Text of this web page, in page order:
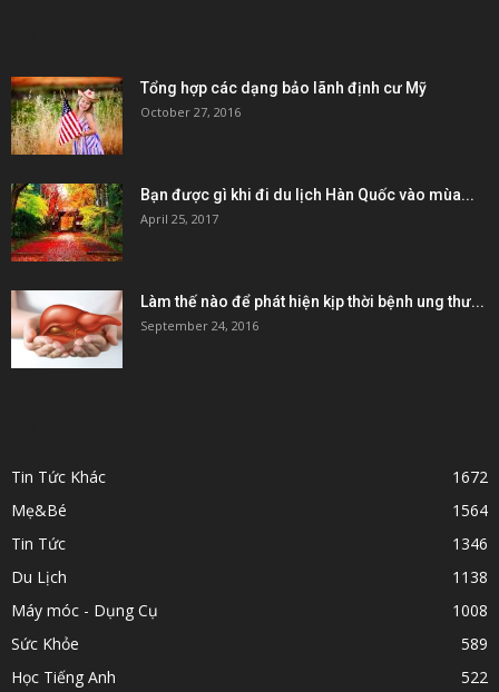
Tổng hợp các dạng bảo lãnh định cư Mỹ
October 27, 2016
Bạn được gì khi đi du lịch Hàn Quốc vào mùa...
April 25, 2017
Làm thế nào để phát hiện kịp thời bệnh ung thư...
September 24, 2016
Tin Tức Khác
1672
Mẹ&Bé
1564
Tin Tức
1346
Du Lịch
1138
Máy móc - Dụng Cụ
1008
Sức Khỏe
589
Học Tiếng Anh
522